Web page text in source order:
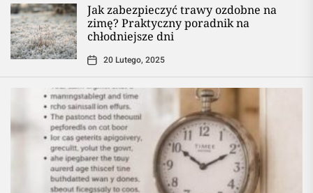
Jak zabezpieczyć trawy ozdobne na
zimę? Praktyczny poradnik na
chłodniejsze dni
20 Lutego, 2025